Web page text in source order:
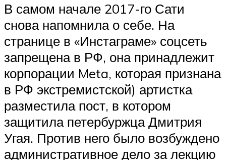
В самом начале 2017-го Сати
снова напомнила о себе. На
странице в «Инстаграме» соцсеть
запрещена в РФ, она принадлежит
корпорации Meta, которая признана
в РФ экстремистской) артистка
разместила пост, в котором
защитила петербуржца Дмитрия
Угая. Против него было возбуждено
административное дело за лекцию